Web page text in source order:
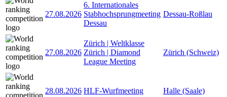
27.08.2026
6. Internationales
Stabhochsprungmeeting
Dessau
Dessau-Roßlau
27.08.2026
Zürich | Weltklasse
Zürich | Diamond
League Meeting
Zürich (Schweiz)
28.08.2026 HLF-Wurfmeeting Halle (Saale)